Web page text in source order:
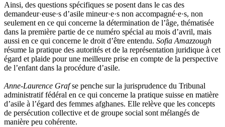
Ainsi, des questions spécifiques se posent dans le cas des
demandeur·euse·s d’asile mineur·e·s non accompagné·e·s, non
seulement en ce qui concerne la détermination de l’âge, thématisée
dans la première partie de ce numéro spécial au mois d’avril, mais
aussi en ce qui concerne le droit d’être entendu. Sofia Amazzough
résume la pratique des autorités et de la représentation juridique à cet
égard et plaide pour une meilleure prise en compte de la perspective
de l’enfant dans la procédure d’asile.
Anne-Laurence Grafse penche sur la jurisprudence du Tribunal
administratif fédéral en ce qui concerne la pratique suisse en matière
d’asile à l’égard des femmes afghanes. Elle relève que les concepts
de persécution collective et de groupe social sont mélangés de
manière peu cohérente.